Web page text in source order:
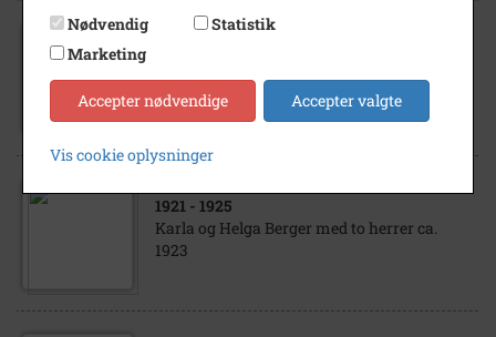
Helga og Karla Berger 1920
1921 - 1925
Karla og Helga Berger med to herrer ca.
1923
Nødvendig
Statistik
Marketing
Accepter nødvendige Accepter valgte
Vis cookie oplysninger